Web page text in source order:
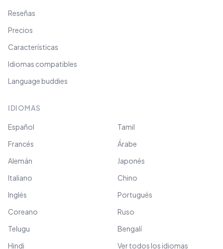
Reseñas
Precios
Características
Idiomas compatibles
Language buddies
IDIOMAS
Español
Francés
Alemán
Italiano
Inglés
Coreano
Telugu
Hindi
Tamil
Árabe
Japonés
Chino
Portugués
Ruso
Bengalí
Ver todos los idiomas